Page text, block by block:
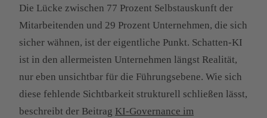
Die Lücke zwischen 77 Prozent Selbstauskunft der
Mitarbeitenden und 29 Prozent Unternehmen, die sich
sicher wähnen, ist der eigentliche Punkt. Schatten-KI
ist in den allermeisten Unternehmen längst Realität,
nur eben unsichtbar für die Führungsebene. Wie sich
diese fehlende Sichtbarkeit strukturell schließen lässt,
beschreibt der Beitrag KI-Governance im